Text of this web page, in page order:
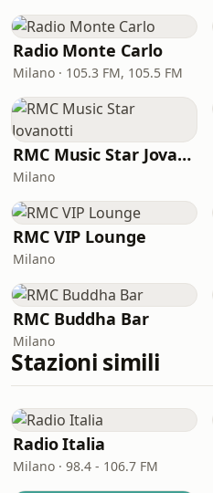
Radio Monte Carlo
Milano · 105.3 FM, 105.5 FM
RMC Music Star Jovanotti
Milano
RMC VIP Lounge
Milano
RMC Buddha Bar
Milano
Stazioni simili
Radio Italia
Milano · 98.4 - 106.7 FM